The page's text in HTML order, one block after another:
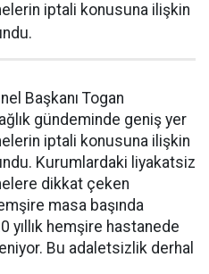
iptali konusuna ilişkin
Başkanı Togan
gündeminde geniş yer
iptali konusuna ilişkin
Kurumlardaki liyakatsiz
dikkat çeken
masa başında
yıllık hemşire hastanede
Bu adaletsizlik derhal